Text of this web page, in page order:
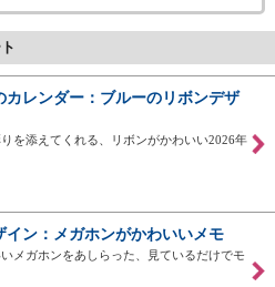
カレンダー：ブルーのリボンデザ
を添えてくれる、リボンがかわいい2026年
イン：メガホンがかわいいメモ
メガホンをあしらった、見ているだけでモ